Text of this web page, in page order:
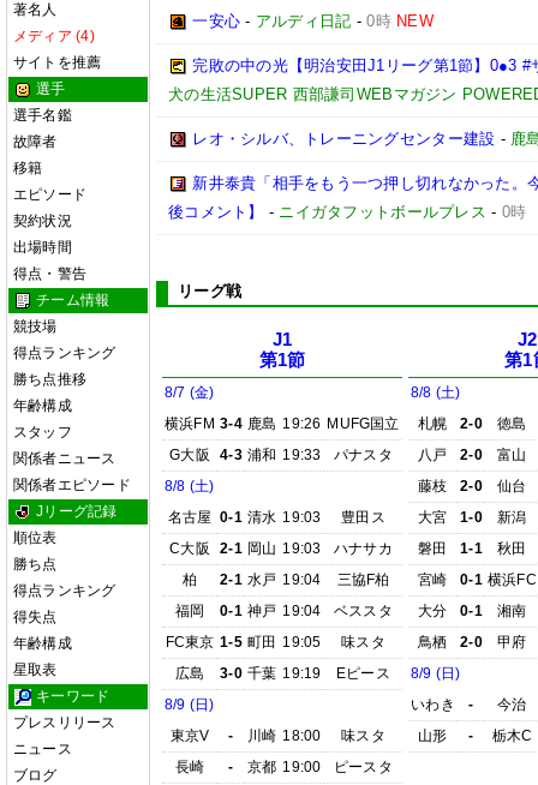
著名人
メディア (4)
サイトを推薦
選手
選手名鑑
故障者
移籍
エピソード
契約状況
出場時間
得点・警告
チーム情報
競技場
得点ランキング
勝ち点推移
年齢構成
スタッフ
関係者ニュース
関係者エピソード
Jリーグ記録
順位表
勝ち点
得点ランキング
得失点
年齢構成
星取表
キーワード
プレスリリース
ニュース
ブログ
一安心 - アルディ日記 -0時 NEW
完敗の中の光【明治安田J1リーグ第1節】0●3
犬の生活SUPER 西部謙司WEBマガジン
レオ・シルバ、トレーニングセンター建設 - 鹿
新井泰貴「相手をもう一つ押し切れなかった
後コメント】
- ニイガタフットボールプレス - 0時
リーグ戦
J1
第1節
8/7 (金)
横浜FM 3-4 鹿島 19:26 MUFG国立
G大阪
4-3 浦和 19:33
パナスタ
8/8 (土)
名古屋 0-1 清水 19:03
豊田ス
C大阪
2-1 岡山 19:03
ハナサカ
柏
2-1 水戸 19:04
三協F柏
福岡
0-1 神戸 19:04
ベススタ
FC東京 1-5 町田 19:05
味スタ
広島
3-0 千葉 19:19
Eピース
8/9 (日)
東京V
- 川崎 18:00
味スタ
長崎
- 京都 19:00 ピースタ
J2
第1
8/8 (土)
札幌
2-0
徳島
八戸
2-0
富山
藤枝
2-0
仙台
大宮
1-0
新潟
磐田
1-1
秋田
宮崎
0-1 横浜FC
大分
0-1
湘南
鳥栖
2-0
甲府
8/9 (日)
いわき
-
今治
山形
- 栃木C